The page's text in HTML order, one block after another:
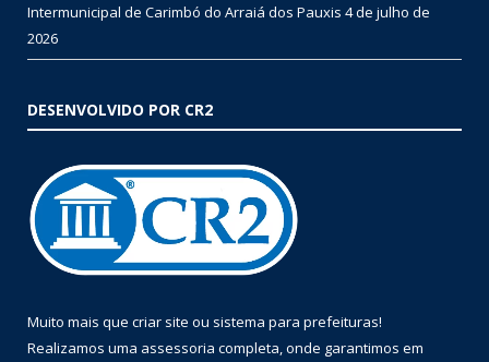
Intermunicipal de Carimbó do Arraiá dos Pauxis 4 de julho de
2026
DESENVOLVIDO POR CR2
Muito mais que criar site ou sistema para prefeituras!
Realizamos uma assessoria completa, onde garantimos em